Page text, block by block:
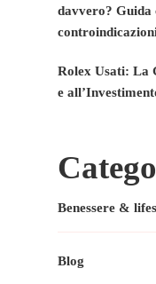
davvero? Guida
Rolex Usati: La
e
Benessere &
Blog